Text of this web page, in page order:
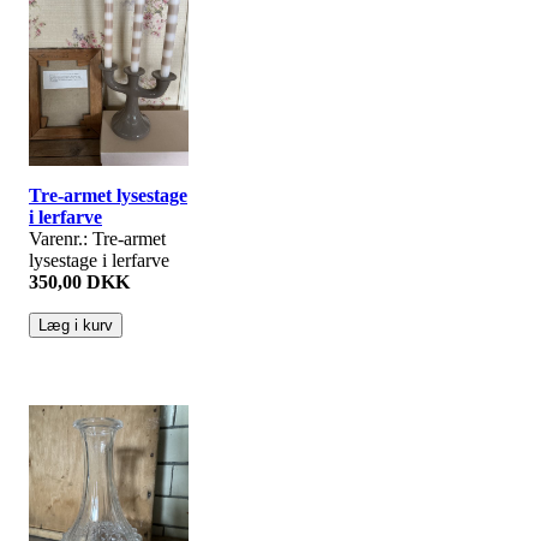
Tre-armet lysestage
i lerfarve
Varenr.: Tre-armet
lysestage i lerfarve
350,00 DKK